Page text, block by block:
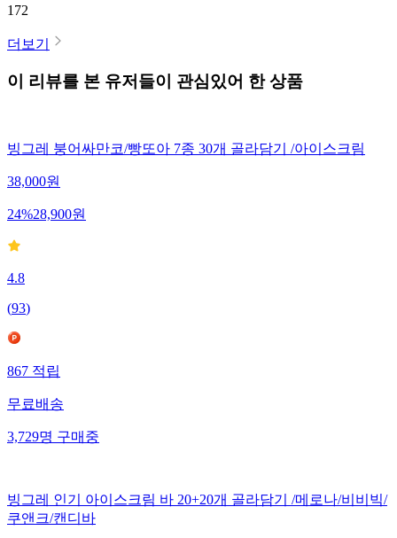
172
더보기
이 리뷰를 본 유저들이 관심있어 한 상품
빙그레 붕어싸만코/빵또아 7종 30개 골라담기 /아이스크림
38,000원
24%28,900원
4.8
(93)
867적립
무료배송
3,729명구매중
빙그레 인기 아이스크림 바 20+20개 골라담기 /메로나/비비빅/
쿠앤크/캔디바